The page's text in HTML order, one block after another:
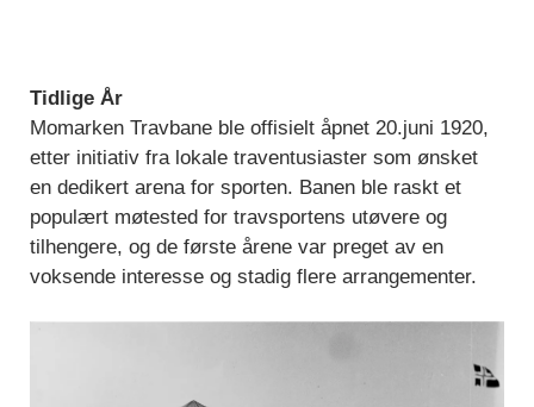
Tidlige År
Momarken Travbane ble offisielt åpnet 20.juni 1920,
etter initiativ fra lokale traventusiaster som ønsket
en dedikert arena for sporten. Banen ble raskt et
populært møtested for travsportens utøvere og
tilhengere, og de første årene var preget av en
voksende interesse og stadig flere arrangementer.